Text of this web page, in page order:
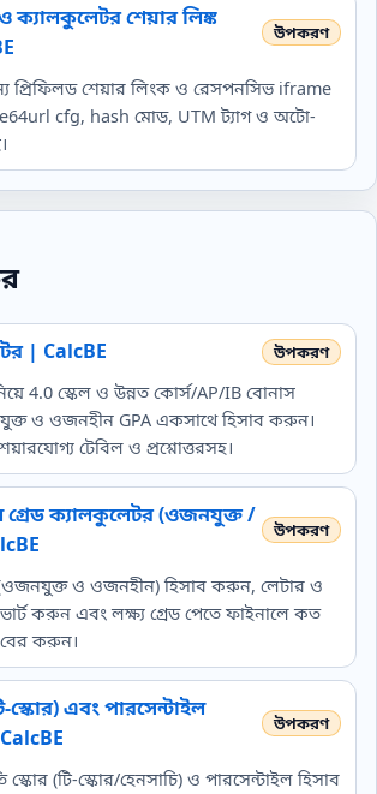
ক্যালকুলেটর শেয়ার লিঙ্ক
প্রিফিলড শেয়ার লিংক ও রেসপনসিভ iframe
cfg, hash মোড, UTM ট্যাগ ও অটো-
| CalcBE
4.0 স্কেল ও উন্নত কোর্স/AP/IB বোনাস
ও ওজনহীন GPA একসাথে হিসাব করুন।
টেবিল ও প্রশ্নোত্তরসহ।
গ্রেড ক্যালকুলেটর (ওজনযুক্ত /
(ওজনযুক্ত ও ওজনহীন) হিসাব করুন, লেটার ও
করুন এবং লক্ষ্য গ্রেড পেতে ফাইনালে কত
বের করুন।
স্কোর) এবং পারসেন্টাইল
স্কোর (টি-স্কোর/হেনসাচি) ও পারসেন্টাইল হিসাব